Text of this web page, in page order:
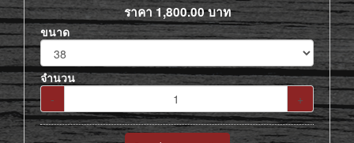
ราคา1,800.00บาท
ขนาด
จำนวน
-
+